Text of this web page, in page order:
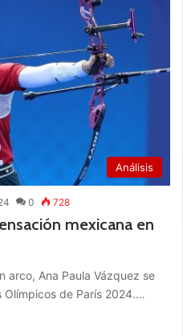
Análisis
0 728
mexicana en
arco, Ana Paula Vázquez se
Olímpicos de París 2024.…